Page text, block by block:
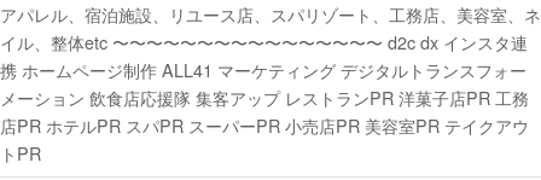
アパレル、宿泊施設、リユース店、スパリゾート、工務店、美容室、ネ
イル、整体etc 〜〜〜〜〜〜〜〜〜〜〜〜〜〜〜〜 d2c dx インスタ連
携 ホームページ制作 ALL41 マーケティング デジタルトランスフォー
メーション 飲食店応援隊 集客アップ レストランPR 洋菓子店PR 工務
店PR ホテルPR スパPR スーパーPR 小売店PR 美容室PR テイクアウ
トPR